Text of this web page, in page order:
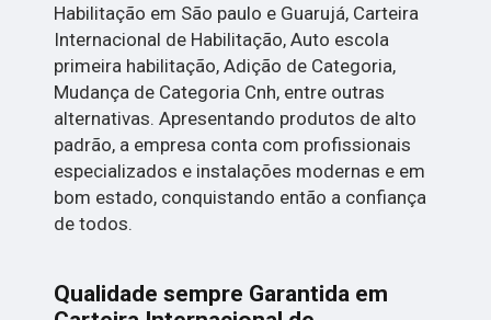
Habilitação em São paulo e Guarujá, Carteira
Internacional de Habilitação, Auto escola
primeira habilitação, Adição de Categoria,
Mudança de Categoria Cnh, entre outras
alternativas. Apresentando produtos de alto
padrão, a empresa conta com profissionais
especializados e instalações modernas e em
bom estado, conquistando então a confiança
de todos.
Qualidade sempre Garantida em